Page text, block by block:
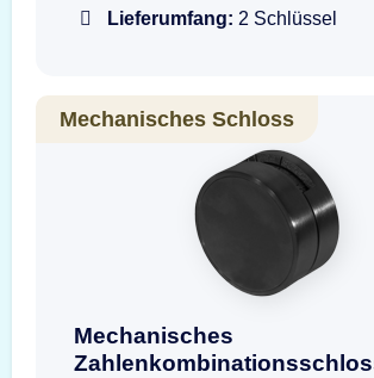
Lieferumfang: 2 Schlüssel
Mechanisches Schloss
Drehknopfgarnitur
Mechanisches